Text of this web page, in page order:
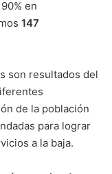
en
147
son resultados del
de la población
para lograr
a la baja.